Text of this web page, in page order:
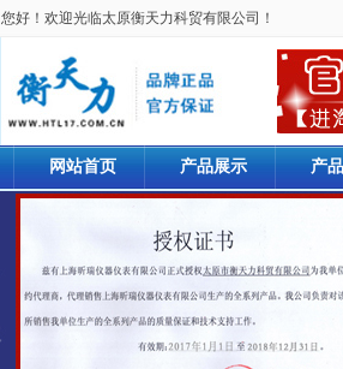
您好！欢迎光临太原衡天力科贸有限公司！
网站首页 产品展示 产